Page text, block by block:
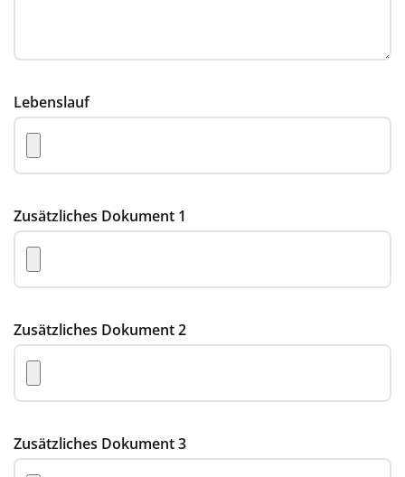
Lebenslauf
Zusätzliches Dokument 1
Zusätzliches Dokument 2
Zusätzliches Dokument 3